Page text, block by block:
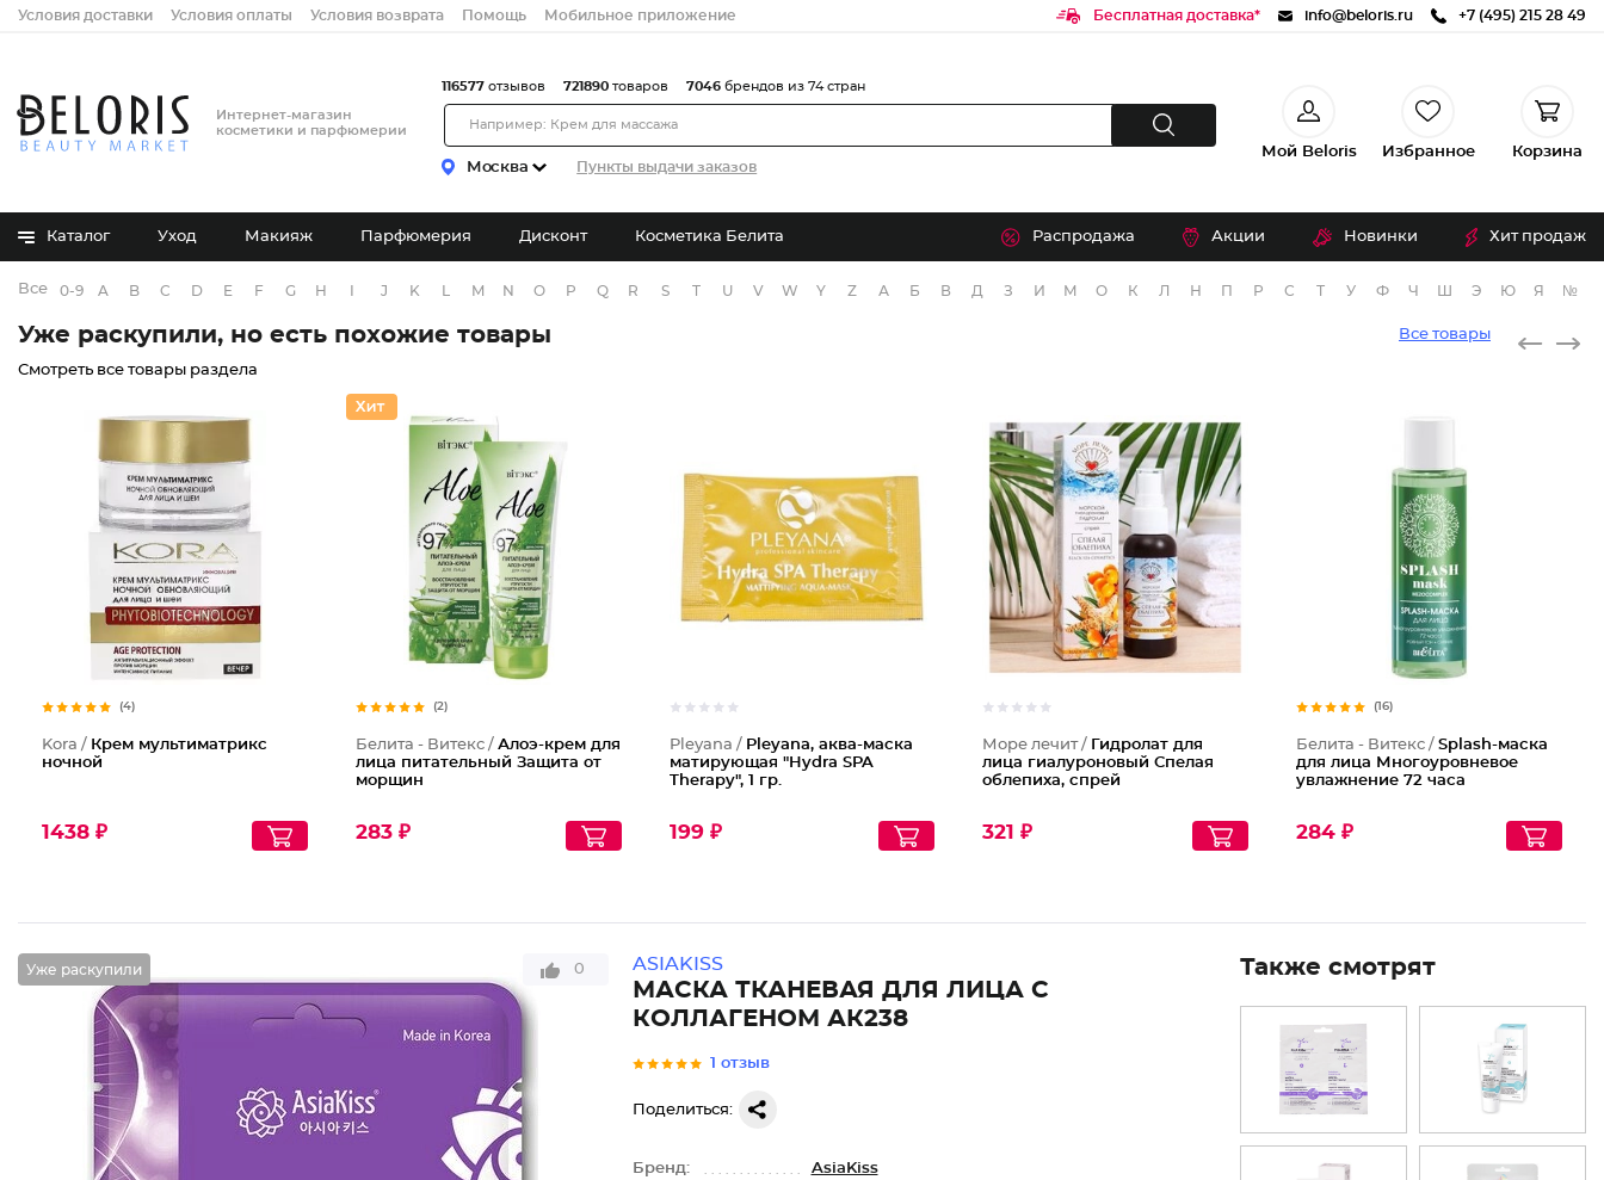
Условия доставки Условия оплаты Условия возврата Помощь Мобильное приложение Бесплатная доставка* info@beloris.ru +7 (495) 215 28 49
Интернет-магазин
косметики и парфюмерии
Москва Пункты выдачи заказов
116577 отзывов 721890 товаров 7046 брендов из 74 стран
Мой Beloris Избранное Корзина
Каталог Уход Макияж Парфюмерия Дисконт Косметика Белита Распродажа Акции Новинки Хит продаж
Все бренды
0-9 A B C D E F G H J K M N O P Q R S T U V W Y Z А Б В Д З И М О К Л Н П Р С Т У Ф Ч Э Ю Я №
Уже раскупили, но есть похожие товары Все товары
Смотреть все товары раздела
(4)
Kora / Крем мультиматрикс
ночной
1438 ₽
(2)
Белита - Витекс / Алоэ-крем для
лица питательный Защита от
морщин
283 ₽
Pleyana / Pleyana, аква-маска
матирующая "Hydra SPA
Therapy", 1 гр.
199 ₽
Море лечит / Гидролат для
лица гиалуроновый Спелая
облепиха, спрей
321 ₽
(16)
Белита - Витекс /Splash-маска
для лица Многоуровневое
увлажнение 72 часа
284 ₽
Уже раскупили 0 ASIAKISS
МАСКА ТКАНЕВАЯ ДЛЯ ЛИЦА С
КОЛЛАГЕНОМ АК238
1 отзыв
Поделиться:
Бренд: AsiaKiss
Также смотрят